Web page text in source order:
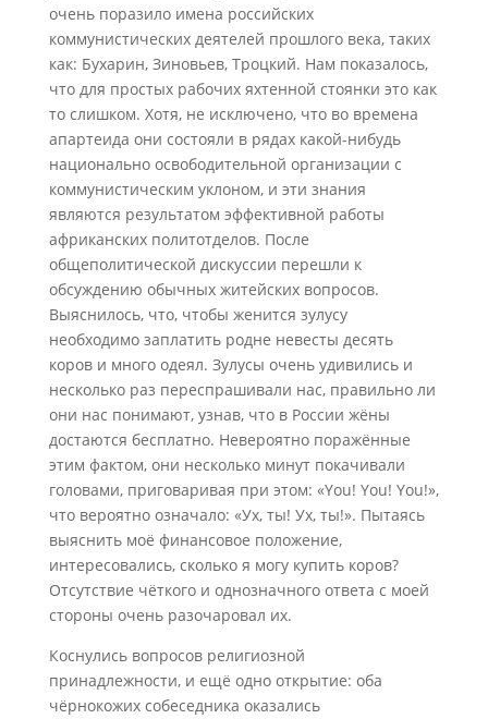
очень поразило имена российских
коммунистических деятелей прошлого века, таких
как: Бухарин, Зиновьев, Троцкий. Нам показалось,
что для простых рабочих яхтенной стоянки это как
то слишком. Хотя, не исключено, что во времена
апартеида они состояли в рядах какой-нибудь
национально освободительной организации с
коммунистическим уклоном, и эти знания
являются результатом эффективной работы
африканских политотделов. После
общеполитической дискуссии перешли к
обсуждению обычных житейских вопросов.
Выяснилось, что, чтобы женится зулусу
необходимо заплатить родне невесты десять
коров и много одеял. Зулусы очень удивились и
несколько раз переспрашивали нас, правильно ли
они нас понимают, узнав, что в России жёны
достаются бесплатно. Невероятно поражённые
этим фактом, они несколько минут покачивали
головами, приговаривая при этом: «You! You! You!»,
что вероятно означало: «Ух, ты! Ух, ты!». Пытаясь
выяснить моё финансовое положение,
интересовались, сколько я могу купить коров?
Отсутствие чёткого и однозначного ответа с моей
стороны очень разочаровал их.
Коснулись вопросов религиозной
принадлежности, и ещё одно открытие: оба
чёрнокожих собеседника оказались